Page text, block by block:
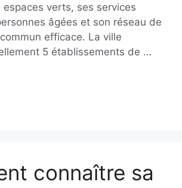
espaces verts, ses services
âgées et son réseau de
efficace. La ville
5 établissements de …
connaître sa